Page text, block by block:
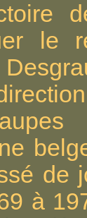
le
de
à